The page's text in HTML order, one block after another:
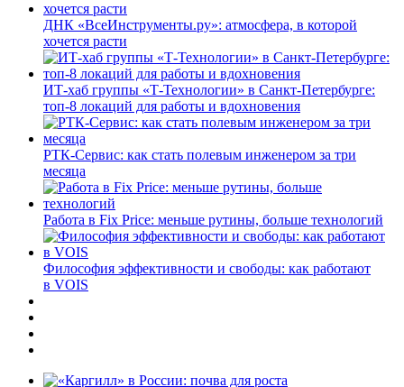
ДНК «ВсеИнструменты.ру»: атмосфера, в которой
хочется расти
ИТ-хаб группы «Т-Технологии» в Санкт-Петербурге:
топ-8 локаций для работы и вдохновения
РТК-Сервис: как стать полевым инженером за три
месяца
Работа в Fix Price: меньше рутины, больше технологий
Философия эффективности и свободы: как работают
в VOIS